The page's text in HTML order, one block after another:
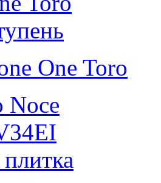
One Toro